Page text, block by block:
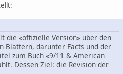
die «offizielle Version» über den
Blättern, darunter Facts und der
zum Buch «9/11 & American
Dessen Ziel: die Revision der